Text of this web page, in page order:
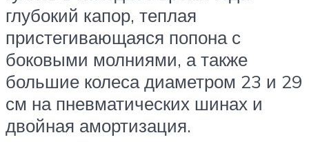
глубокий капор, теплая
пристегивающаяся попона с
боковыми молниями, а также
большие колеса диаметром 23 и 29
см на пневматических шинах и
двойная амортизация.